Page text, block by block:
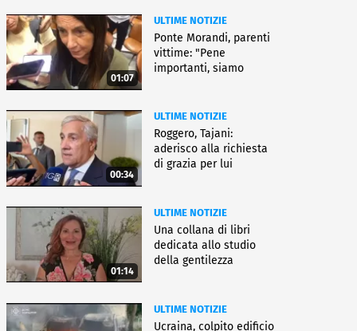
01:07
ULTIME NOTIZIE
Ponte Morandi, parenti
vittime: "Pene
importanti, siamo
00:34
ULTIME NOTIZIE
Roggero, Tajani:
aderisco alla richiesta
di grazia per lui
01:14
ULTIME NOTIZIE
Una collana di libri
dedicata allo studio
della gentilezza
ULTIME NOTIZIE
Ucraina, colpito edificio